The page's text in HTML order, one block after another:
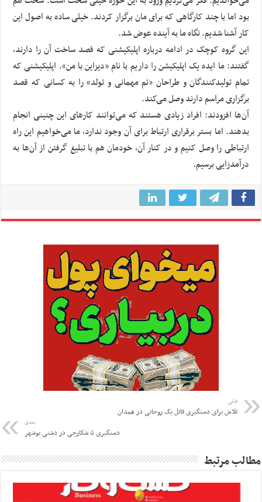
بود اما با چند کارگاهی که برای مان برگزار کردند. خیلی ساده به اصول این
کار آشنا شدیم. نگاه ما به آینده عوض شد.
این گروه کوچک در ادامه درباره اپلیکیشنی که قصد ساخت آن را دارند،
گفتند: ما ایده یک اپلیکیشن را داریم با نام «دیزاین با من». اپلیکیشنی که
تمام تولیدکنندگان و طراحان «تم مهمانی و تولد» را به کسانی که قصد
برگزاری مراسم دارند وصل می‌کند.
آن‌ها افزودند: افراد زیادی هستند که می‌توانند کارهای این چنینی انجام
بدهند. اما بستر برقراری ارتباط برای آن وجود ندارد، ما می‌خواهیم این راه
ارتباطی را وصل کنیم و در کنار آن، خودمان هم با تبلیغ گرفتن از آن‌ها به
درآمدزایی برسیم.
قبلی
تلاش برای دستگیری قاتل یک روحانی در همدان
بعدی
دستگیری ۵ شکارچی در دشتی بوشهر
مطالب مرتبط